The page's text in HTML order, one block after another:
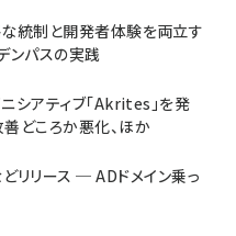
な統制と開発者体験を両立す
ンパスの実践
シアティブ「Akrites」を発
どころか悪化、ほか
リリース ─ ADドメイン乗っ